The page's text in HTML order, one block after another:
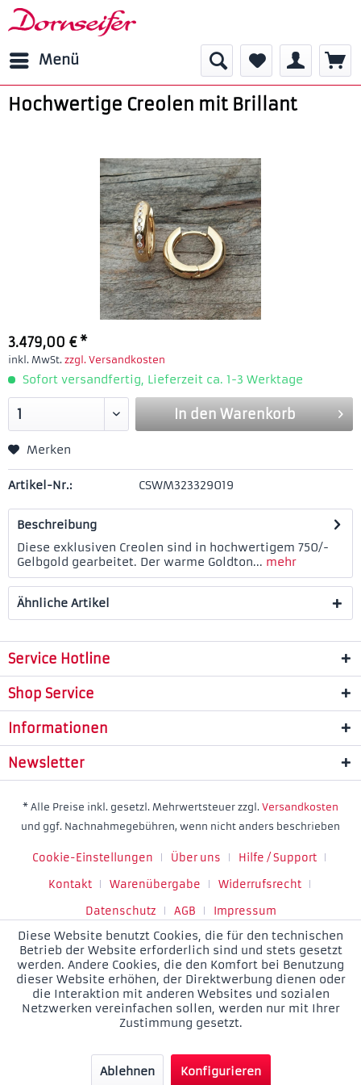
Menü
Hochwertige Creolen mit Brillant
3.479,00 € *
inkl. MwSt. zzgl. Versandkosten
Sofort versandfertig, Lieferzeit ca. 1-3 Werktage
In den Warenkorb
Merken
Artikel-Nr.: CSWM323329019
Beschreibung
Diese exklusiven Creolen sind in hochwertigem 750/-
Gelbgold gearbeitet. Der warme Goldton... mehr
Ähnliche Artikel
Service Hotline
Shop Service
Informationen
Newsletter
* Alle Preise inkl. gesetzl. Mehrwertsteuer zzgl. Versandkosten
und ggf. Nachnahmegebühren, wenn nicht anders beschrieben
Cookie-Einstellungen Über uns
Hilfe / Support
Kontakt
Warenübergabe
Widerrufsrecht
Datenschutz
AGB Impressum
Diese Website benutzt Cookies, die für den technischen
Betrieb der Website erforderlich sind und stets gesetzt
werden. Andere Cookies, die den Komfort bei Benutzung
dieser Website erhöhen, der Direktwerbung dienen oder
die Interaktion mit anderen Websites und sozialen
Netzwerken vereinfachen sollen, werden nur mit Ihrer
Zustimmung gesetzt.
Ablehnen Konfigurieren